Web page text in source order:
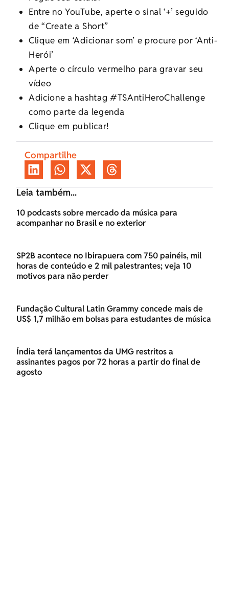
Entre no YouTube, aperte o sinal ‘+’ seguido
de “Create a Short”
Clique em ‘Adicionar som’ e procure por ‘Anti-
Herói’
Aperte o círculo vermelho para gravar seu
vídeo
Adicione a hashtag #TSAntiHeroChallenge
como parte da legenda
Clique em publicar!
Compartilhe
Leia também...
10 podcasts sobre mercado da música para
acompanhar no Brasil e no exterior
SP2B acontece no Ibirapuera com 750 painéis, mil
horas de conteúdo e 2 mil palestrantes; veja 10
motivos para não perder
Fundação Cultural Latin Grammy concede mais de
US$ 1,7 milhão em bolsas para estudantes de música
Índia terá lançamentos da UMG restritos a
assinantes pagos por 72 horas a partir do final de
agosto